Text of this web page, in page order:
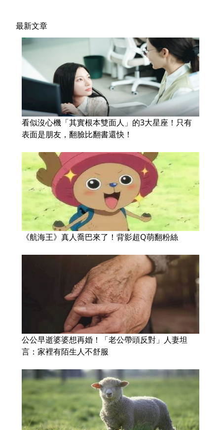
最新文章
看似沒心機「其實根本雙面人」的3大星座！只有
表面是朋友，翻臉比翻書還快！
《航海王》真人喬巴來了！背影超Q萌翻粉絲
公公早逝婆婆想再婚！「老公帶頭反對」人妻坦
言：家裡有陌生人不舒服